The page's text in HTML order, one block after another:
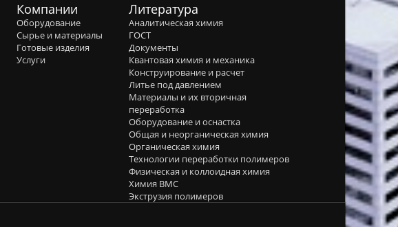
Компании
Оборудование
Сырье и материалы
Готовые изделия
Услуги
Литература
Аналитическая химия
ГОСТ
Документы
Квантовая химия и механика
Конструирование и расчет
Литье под давлением
Материалы и их вторичная
переработка
Оборудование и оснастка
Общая и неорганическая химия
Органическая химия
Технологии переработки полимеров
Физическая и коллоидная химия
Химия ВМС
Экструзия полимеров